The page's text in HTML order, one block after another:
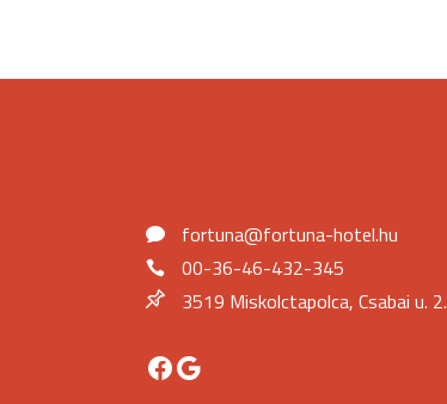
fortuna@fortuna-hotel.hu
00-36-46-432-345
3519 Miskolctapolca, Csabai u. 2.
Facebook
Google